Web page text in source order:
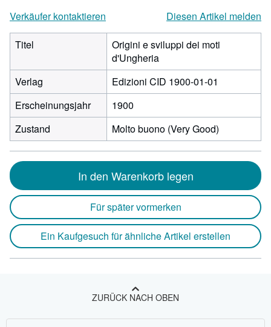
Verkäufer kontaktieren
Diesen Artikel melden
Titel
Origini e sviluppi dei moti
d'Ungheria
Verlag
Edizioni CID 1900-01-01
Erscheinungsjahr
1900
Zustand
Molto buono (Very Good)
In den Warenkorb legen
Für später vormerken
Ein Kaufgesuch für ähnliche Artikel erstellen
ZURÜCK NACH OBEN